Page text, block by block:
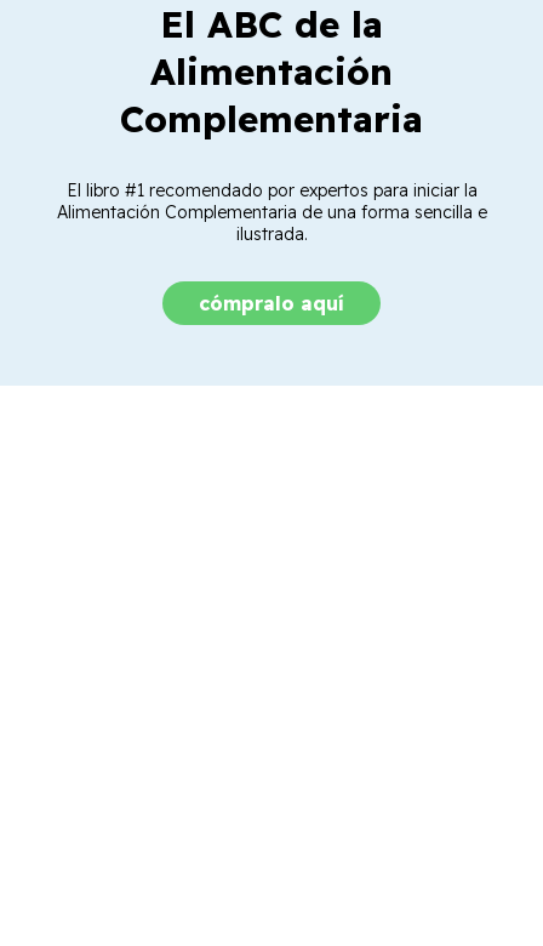
El ABC de la
Alimentación
Complementaria
El libro #1 recomendado por expertos para iniciar la
Alimentación Complementaria de una forma sencilla e
ilustrada.
cómpralo aquí